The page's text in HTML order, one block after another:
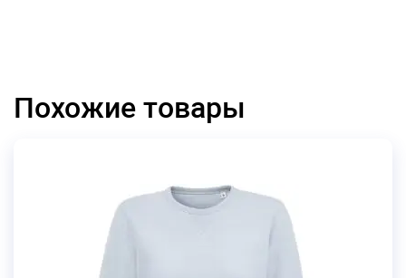
Похожие товары